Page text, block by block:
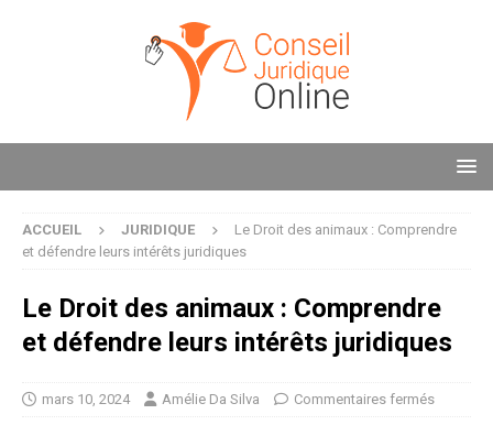
ACCUEIL JURIDIQUE
Le Droit des animaux : Comprendre
et défendre leurs intérêts juridiques
Le Droit des animaux : Comprendre
et défendre leurs intérêts juridiques
mars 10, 2024 Amélie Da Silva Commentaires fermés